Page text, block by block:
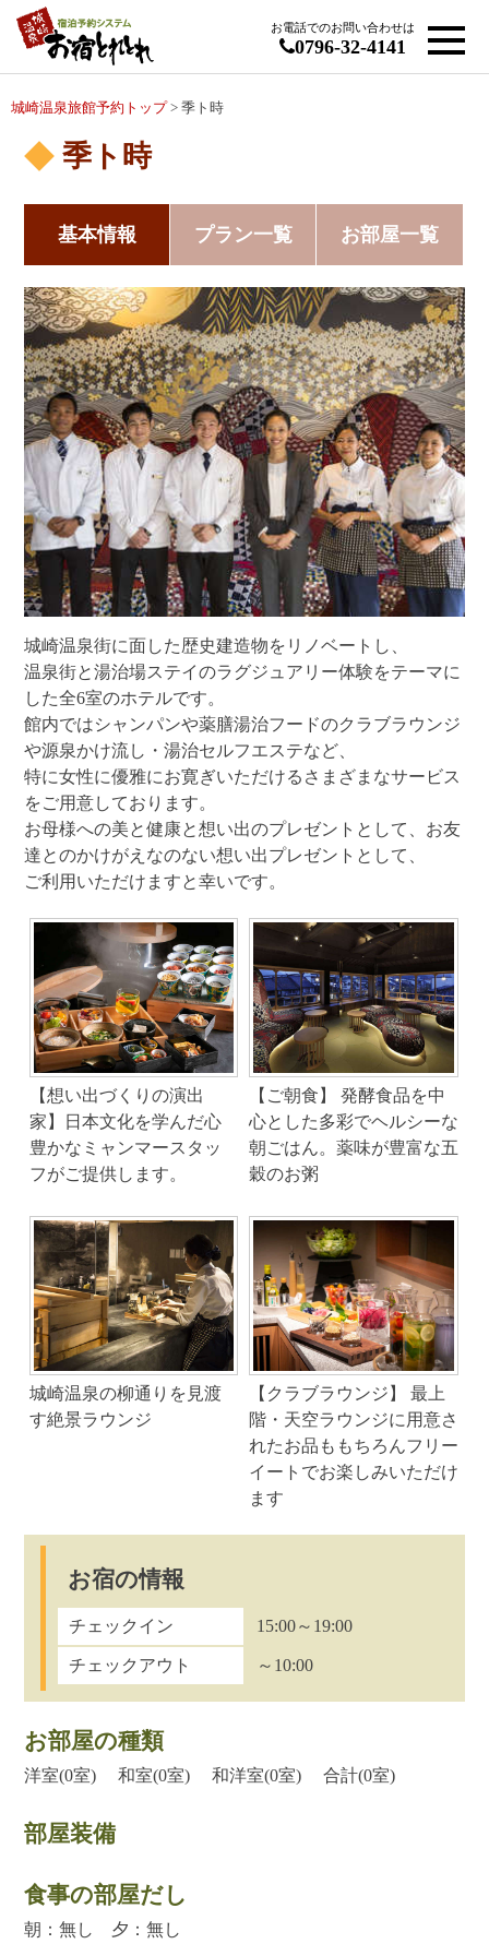
お電話でのお問い合わせは
0796-32-4141
城崎温泉旅館予約トップ > 季ト時
季ト時
基本情報 プラン一覧 お部屋一覧
城崎温泉街に面した歴史建造物をリノベートし、
温泉街と湯治場ステイのラグジュアリー体験をテーマに
した全6室のホテルです。
館内ではシャンパンや薬膳湯治フードのクラブラウンジ
や源泉かけ流し・湯治セルフエステなど、
特に女性に優雅にお寛ぎいただけるさまざまなサービス
をご用意しております。
お母様への美と健康と想い出のプレゼントとして、お友
達とのかけがえなのない想い出プレゼントとして、
ご利用いただけますと幸いです。
【想い出づくりの演出
家】日本文化を学んだ心
豊かなミャンマースタッ
フがご提供します。
【ご朝食】 発酵食品を中
心とした多彩でヘルシーな
朝ごはん。薬味が豊富な五
穀のお粥
城崎温泉の柳通りを見渡
す絶景ラウンジ
【クラブラウンジ】 最上
階・天空ラウンジに用意さ
れたお品ももちろんフリー
イートでお楽しみいただけ
ます
お宿の情報
チェックイン 15:00～19:00
チェックアウト ～10:00
お部屋の種類
洋室(0室) 和室(0室) 和洋室(0室) 合計(0室)
部屋装備
食事の部屋だし
朝：無し 夕：無し